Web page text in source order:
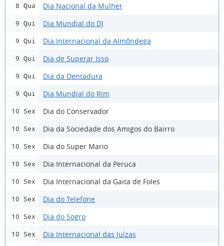
8 Qua Dia Nacional da Mulher
9 Qui Dia Mundial do DJ
9 Qui Dia Internacional da Almôndega
9 Qui Dia de Superar Isso
9 Qui Dia da Dentadura
9 Qui Dia Mundial do Rim
10 Sex Dia do Conservador
10 Sex Dia da Sociedade dos Amigos do Bairro
10 Sex Dia do Super Mario
10 Sex Dia Internacional da Peruca
10 Sex Dia Internacional da Gaita de Foles
10 Sex Dia do Telefone
10 Sex Dia do Sogro
10 Sex Dia Internacional das Juízas